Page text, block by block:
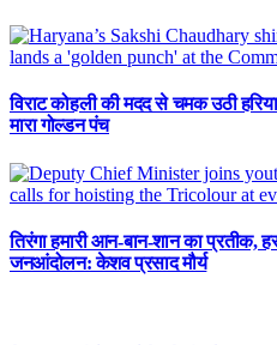
विराट कोहली की मदद से चमक उठी
मारा गोल्डन पंच
तिरंगा हमारी आन-बान-शान का प्रतीक,
जनआंदोलन: केशव प्रसाद मौर्य